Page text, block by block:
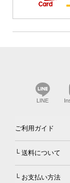
LINE
ご利用ガイド
└ 送料について
└ お支払い方法